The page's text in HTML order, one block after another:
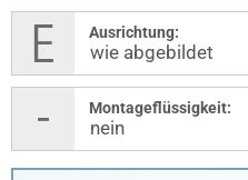
Ausrichtung:
Montageflüssigkeit: